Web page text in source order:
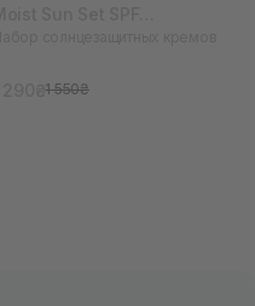
1 290₴1 550₴